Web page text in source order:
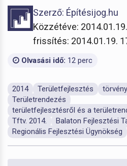
Szerző: Építésijog.hu
Közzétéve:
frissítés: 2014.01.19.
Olvasási idő: 12 perc
2014 Területfejlesztés törvény
Területrendezés
területfejlesztésről és a
Tftv. 2014.
Balaton Fejlesztési
Regionális Fejlesztési Ügynökség